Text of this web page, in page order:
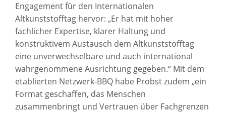
Engagement für den Internationalen
Altkunststofftag hervor: „Er hat mit hoher
fachlicher Expertise, klarer Haltung und
konstruktivem Austausch dem Altkunststofftag
eine unverwechselbare und auch international
wahrgenommene Ausrichtung gegeben.“ Mit dem
etablierten Netzwerk-BBQ habe Probst zudem „ein
Format geschaffen, das Menschen
zusammenbringt und Vertrauen über Fachgrenzen